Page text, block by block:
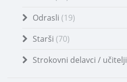
Odrasli (19)
Starši (70)
Strokovni delavci / učitelji